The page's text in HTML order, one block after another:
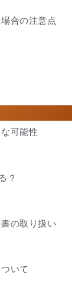
合の注意点
可能性
？
の取り扱い
いて